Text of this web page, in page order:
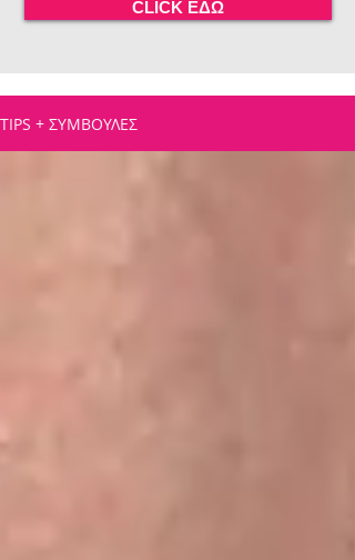
CLICK ΕΔΩ
TIPS + ΣΥΜΒΟΥΛΕΣ